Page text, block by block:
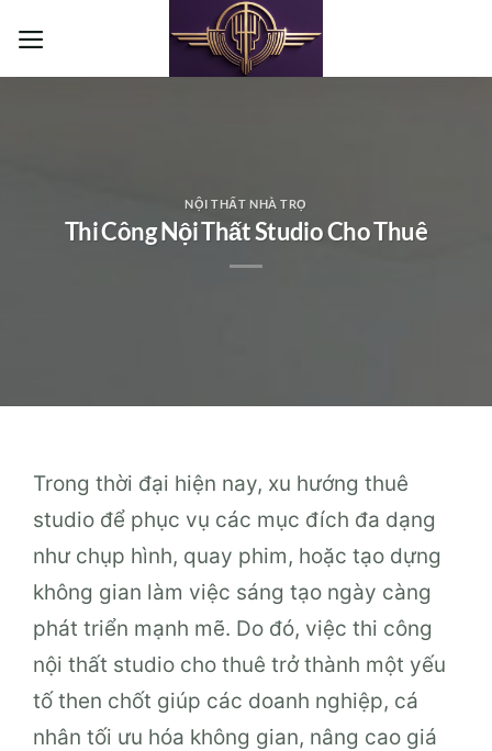
qua
NỘI THẤT NHÀ TRỌ
Thi Công Nội Thất Studio Cho Thuê
Trong thời đại hiện nay, xu hướng thuê
studio để phục vụ các mục đích đa dạng
như chụp hình, quay phim, hoặc tạo dựng
không gian làm việc sáng tạo ngày càng
phát triển mạnh mẽ. Do đó, việc thi công
nội thất studio cho thuê trở thành một yếu
tố then chốt giúp các doanh nghiệp, cá
nhân tối ưu hóa không gian, nâng cao giá